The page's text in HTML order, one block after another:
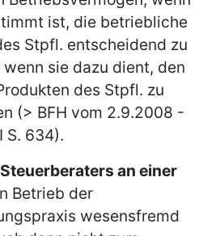
ist, die betriebliche
Stpfl. entscheidend zu
sie dazu dient, den
des Stpfl. zu
(> BFH vom 2.9.2008 -
S. 634).
an einer
Betrieb der
wesensfremd